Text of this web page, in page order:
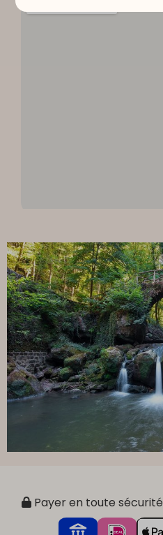
Payer en toute sécurité